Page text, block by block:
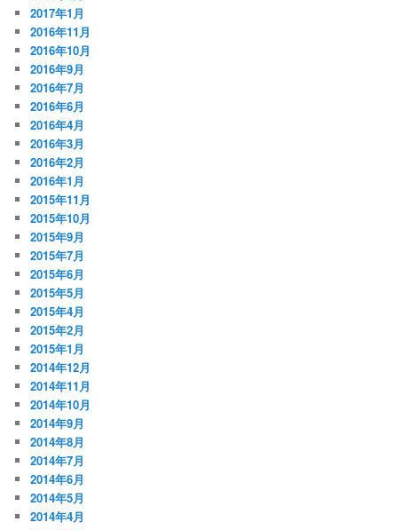
2017年1月
2016年11月
2016年10月
2016年9月
2016年7月
2016年6月
2016年4月
2016年3月
2016年2月
2016年1月
2015年11月
2015年10月
2015年9月
2015年7月
2015年6月
2015年5月
2015年4月
2015年2月
2015年1月
2014年12月
2014年11月
2014年10月
2014年9月
2014年8月
2014年7月
2014年6月
2014年5月
2014年4月